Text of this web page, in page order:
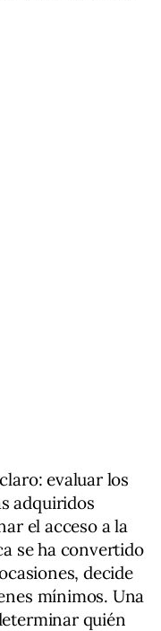
evaluar los
adquiridos
el acceso a la
se ha convertido
decide
mínimos. Una
quién